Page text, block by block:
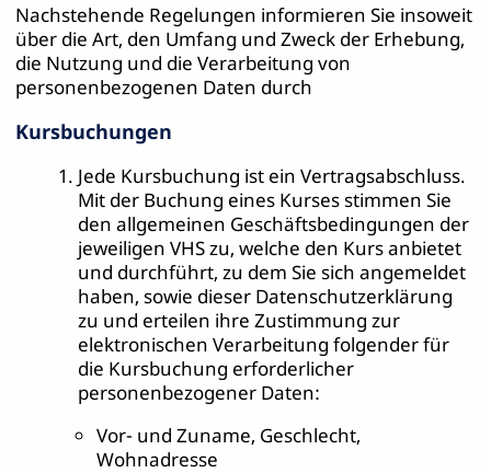
Nachstehende Regelungen informieren Sie insoweit
über die Art, den Umfang und Zweck der Erhebung,
die Nutzung und die Verarbeitung von
personenbezogenen Daten durch
Kursbuchungen
Jede Kursbuchung ist ein Vertragsabschluss.
Mit der Buchung eines Kurses stimmen Sie
den allgemeinen Geschäftsbedingungen der
jeweiligen VHS zu, welche den Kurs anbietet
und durchführt, zu dem Sie sich angemeldet
haben, sowie dieser Datenschutzerklärung
zu und erteilen ihre Zustimmung zur
elektronischen Verarbeitung folgender für
die Kursbuchung erforderlicher
personenbezogener Daten:
Vor- und Zuname, Geschlecht,
Wohnadresse